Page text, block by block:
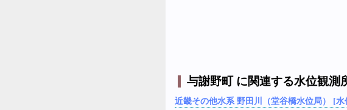
与謝野町 に関連する水位観測
近畿その他水系 野田川（堂谷橋水位局） [